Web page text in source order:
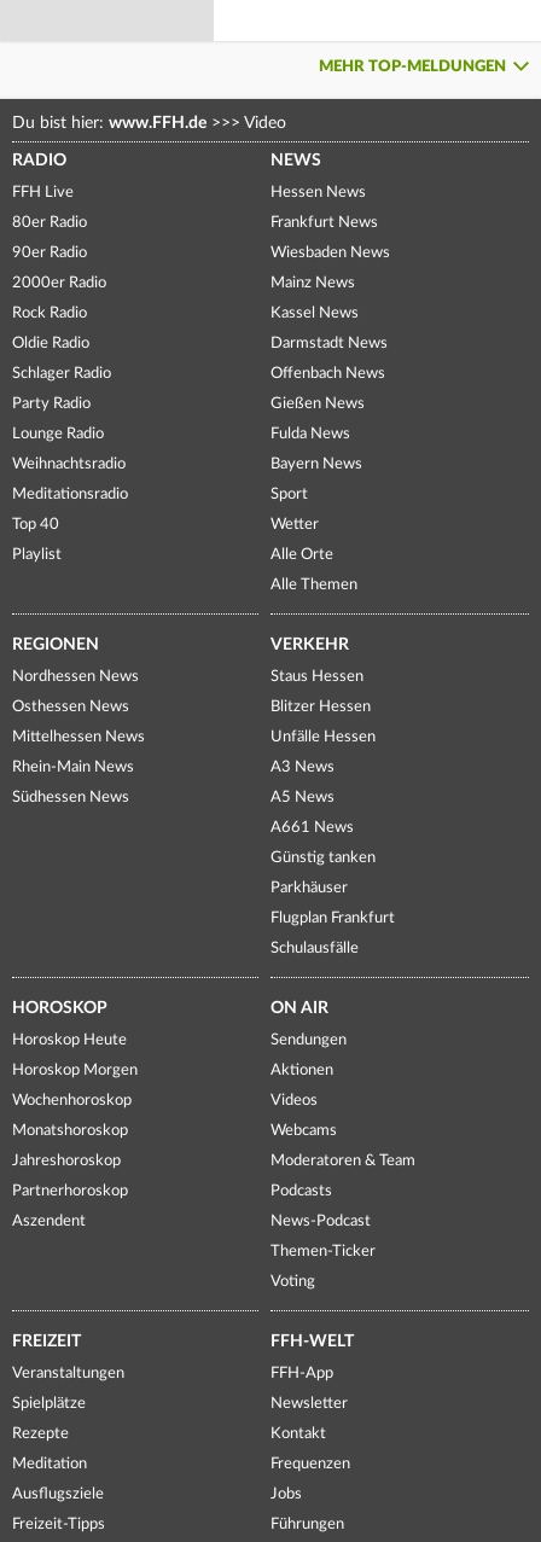
MEHR TOP-MELDUNGEN
Du bist hier: www.FFH.de >>> Video
RADIO
FFH Live
80er Radio
90er Radio
2000er Radio
Rock Radio
Oldie Radio
Schlager Radio
Party Radio
Lounge Radio
Weihnachtsradio
Meditationsradio
Top 40
Playlist
NEWS
Hessen News
Frankfurt News
Wiesbaden News
Mainz News
Kassel News
Darmstadt News
Offenbach News
Gießen News
Fulda News
Bayern News
Sport
Wetter
Alle Orte
Alle Themen
REGIONEN
Nordhessen News
Osthessen News
Mittelhessen News
Rhein-Main News
Südhessen News
VERKEHR
Staus Hessen
Blitzer Hessen
Unfälle Hessen
A3 News
A5 News
A661 News
Günstig tanken
Parkhäuser
Flugplan Frankfurt
Schulausfälle
HOROSKOP
Horoskop Heute
Horoskop Morgen
Wochenhoroskop
Monatshoroskop
Jahreshoroskop
Partnerhoroskop
Aszendent
ON AIR
Sendungen
Aktionen
Videos
Webcams
Moderatoren & Team
Podcasts
News-Podcast
Themen-Ticker
Voting
FREIZEIT
Veranstaltungen
Spielplätze
Rezepte
Meditation
Ausflugsziele
Freizeit-Tipps
FFH-WELT
FFH-App
Newsletter
Kontakt
Frequenzen
Jobs
Führungen